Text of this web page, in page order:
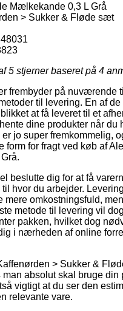
Mælkekande 0,3 L Grå
> Sukker & Fløde sæt
5 stjerner baseret på 4
frembyder på nuværende
til levering. En af de
at få leveret til et
dine produkter når du
jo super fremkommelig,
form for fragt ved køb af
beslutte dig for at få
hvor du arbejder.
omkostningsfuld,
metode til levering vil
pakken, hvilket dog
i nærheden af online
> Sukker &
man absolut skal bruge din
vigtigt at du ser den
relevante vare.